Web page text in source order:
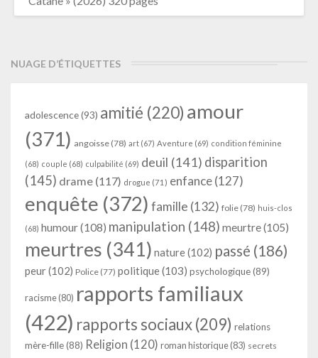
NUAGE D’ÉTIQUETTES
adolescence(93) amitié (220) amour
(371) angoisse (78) art (67) Aventure (69) condition féminine
(68) couple (68) culpabilité (69) deuil (141) disparition
(145) drame (117) drogue (71) enfance(127)
enquête (372) famille (132) folie (78) huis-clos
(68) humour(108) manipulation (148) meurtre(105)
meurtres (341) nature(102) passé (186)
peur(102) Police (77) politique(103) psychologique(89)
racisme (80) rapports familiaux
(422) rapports sociaux(209) relations
mère-fille(88) Religion (120) roman historique(83) secrets